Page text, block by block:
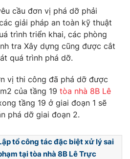
lai
cầu đơn vị phá dỡ phải
giải pháp an toàn kỹ thuật
trình triển khai, các phòng
tra Xây dựng cũng được cắt
quá trình phá dỡ.
vị thi công đã phá dỡ được
của tầng 19 tòa nhà 8B Lê
tầng 19 ở giai đoạn 1 sẽ
phá dỡ giai đoạn 2.
tổ công tác đặc biệt xử lý sai
tại tòa nhà 8B Lê Trực